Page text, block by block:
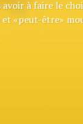
avoir à faire le
«peut-être»